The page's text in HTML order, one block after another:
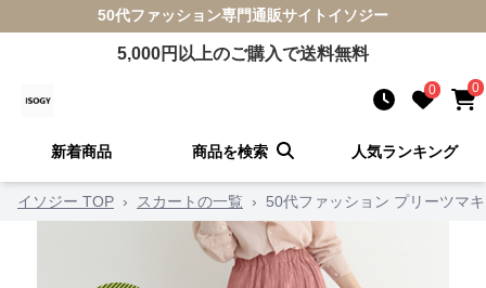
50代ファッション専門通販サイト イソジー
5,000円以上のご購入で送料無料
0 0
新着商品 商品を検索 人気ランキング
イソジー TOP › スカートの一覧 › 50代ファッション プリーツマ